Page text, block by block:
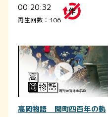
00:20:32
再生回数：106
高岡物語 開町四百年の軌